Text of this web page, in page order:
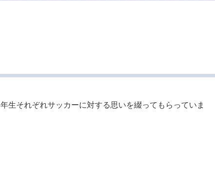
生それぞれサッカーに対する思いを綴ってもらっていま